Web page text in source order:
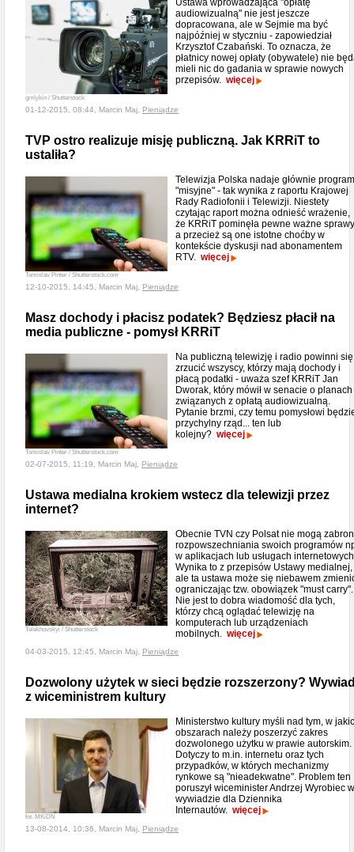
gmlykin / Shutterstock
Ustawa wprowadzająca "opłatę
audiowizualną" nie jest jeszcze
dopracowana, ale w Sejmie ma być
najpóźniej w styczniu - zapowiedział
Krzysztof Czabański. To oznacza, że
płatnicy nowej opłaty (obywatele) nie
mieli nic do gadania w sprawie nowych
przepisów. więcej
01-12-2015, 08:44, Marcin Maj, Pieniądze
TVP ostro realizuje misję publiczną. Jak KRRiT to
ustaliła?
Tomislav Pinter / Shutterstock.com
Telewizja Polska nadaje głównie
"misyjne" - tak wynika z raportu Krajowej
Rady Radiofonii i Telewizji. Niestety
czytając raport można odnieść wrażenie,
że KRRiT pominęła pewne ważne
a przecież są one istotne choćby w
kontekście dyskusji nad abonamentem
RTV. więcej
12-10-2015, 14:45, Marcin Maj, Pieniądze
Masz dochody i płacisz podatek? Będziesz płacił na
media publiczne - pomysł KRRiT
Tomislav Pinter / Shutterstock.com
Na publiczną telewizję i radio powinni się
zrzucić wszyscy, którzy mają dochody i
płacą podatki - uważa szef KRRiT Jan
Dworak, który mówił w senacie o planach
związanych z opłatą audiowizualną.
Pytanie brzmi, czy temu pomysłowi
przychylny rząd... ten lub
kolejny? więcej
02-07-2015, 11:19, Marcin Maj, Pieniądze
Ustawa medialna krokiem wstecz dla telewizji przez
internet?
Telekhovskyi / Shutterstock
Obecnie TVN czy Polsat nie mogą
rozpowszechniania swoich programów
w aplikacjach lub usługach
Wynika to z przepisów Ustawy medialnej,
ale ta ustawa może się niebawem
ograniczając tzw. obowiązek "must carry".
Nie jest to dobra wiadomość dla tych,
którzy chcą oglądać telewizję na
komputerach lub urządzeniach
mobilnych. więcej
04-03-2015, 12:45, Marcin Maj, Pieniądze
Dozwolony użytek w sieci będzie rozszerzony?
z wiceministrem kultury
fot. MKiDN
Ministerstwo kultury myśli nad tym, w
obszarach należy poszerzyć zakres
dozwolonego użytku w prawie autorskim.
Dotyczy to m.in. internetu oraz tych
przypadków, w których mechanizmy
rynkowe są "nieadekwatne". Problem ten
poruszył wiceminister Andrzej Wyrobiec w
wywiadzie dla Dziennika
Internautów. więcej
13-08-2014, 10:36, Marcin Maj, Pieniądze